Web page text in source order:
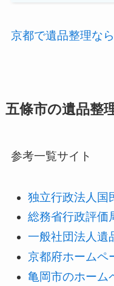
京都で遺品整理な
五條市の遺品整
参考一覧サイト
独立行政法人国
総務省行政評価
一般社団法人遺
京都府ホームペ
亀岡市のホーム